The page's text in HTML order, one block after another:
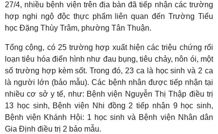
27/4, nhiều bệnh viện trên địa bàn đã tiếp nhận các trường
hợp nghi ngộ độc thực phẩm liên quan đến Trường Tiểu
học Đặng Thùy Trâm, phường Tân Thuận.
Tổng cộng, có 25 trường hợp xuất hiện các triệu chứng rối
loạn tiêu hóa điển hình như đau bụng, tiêu chảy, nôn ói, một
số trường hợp kèm sốt. Trong đó, 23 ca là học sinh và 2 ca
là người lớn (bảo mẫu). Các bệnh nhân được tiếp nhận tại
nhiều cơ sở y tế, như: Bệnh viện Nguyễn Thị Thập điều trị
13 học sinh, Bệnh viện Nhi đồng 2 tiếp nhận 9 học sinh,
Bệnh viện Khánh Hội: 1 học sinh và Bệnh viện Nhân dân
Gia Định điều trị 2 bảo mẫu.